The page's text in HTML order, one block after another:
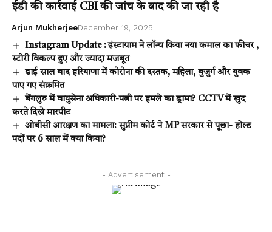
ईडी की कार्रवाई CBI की जांच के बाद की जा रही है
Arjun MukherjeeDecember 19, 2025
Instagram Update : इंस्टाग्राम ने लॉन्च किया नया कमाल का फीचर ,
स्टोरी विकल्प हुए और ज्यादा मजबूत
ढाई साल बाद हरियाणा में कोरोना की दस्तक, महिला, बुजुर्ग और युवक
पाए गए संक्रमित
बेंगलुरु में वायुसेना अधिकारी-पत्नी पर हमले का ड्रामा? CCTV में खुद
करते दिखे मारपीट
ओबीसी आरक्षण का मामला: सुप्रीम कोर्ट ने MP सरकार से पूछा- होल्ड
पदों पर 6 साल में क्या किया?
- Advertisement -